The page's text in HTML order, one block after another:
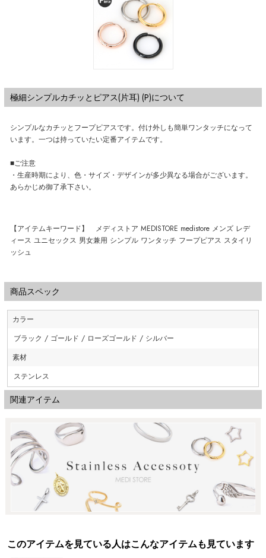
極細シンプルカチッとピアス(片耳) (P)について
シンプルなカチッとフープピアスです。付け外しも簡単ワンタッチになって
います。一つは持っていたい定番アイテムです。
■ご注意
・生産時期により、色・サイズ・デザインが多少異なる場合がございます。
あらかじめ御了承下さい。
【アイテムキーワード】 メディストア MEDISTORE medistore メンズ レデ
ィース ユニセックス 男女兼用 シンプル ワンタッチ フープピアス スタイリ
ッシュ
商品スペック
カラー
ブラック / ゴールド / ローズゴールド / シルバー
素材
ステンレス
関連アイテム
このアイテムを見ている人はこんなアイテムも見ています